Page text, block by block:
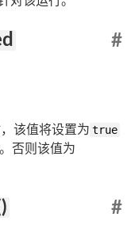
#
，该值将设置为 true
否则该值为
#